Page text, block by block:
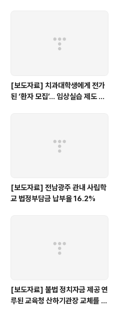
[보도자료] 치과대학생에게 전가
된 ‘환자 모집’… 임상실습 제도 개
[보도자료] 전남광주 관내 사립학
교 법정부담금 납부율 16.2%
[보도자료] 불법 정치자금 제공 연
루된 교육청 산하기관장 교체를 촉